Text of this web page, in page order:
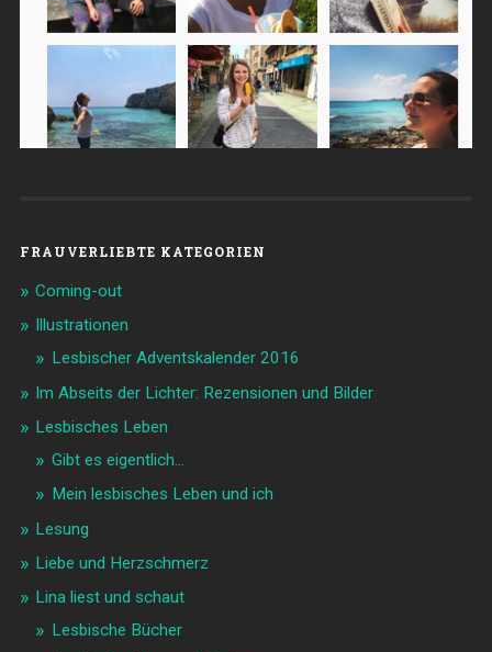
FRAUVERLIEBTE KATEGORIEN
Coming-out
Illustrationen
Lesbischer Adventskalender 2016
Im Abseits der Lichter: Rezensionen und Bilder
Lesbisches Leben
Gibt es eigentlich…
Mein lesbisches Leben und ich
Lesung
Liebe und Herzschmerz
Lina liest und schaut
Lesbische Bücher